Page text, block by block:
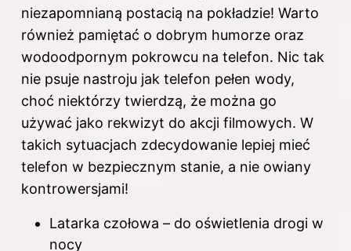
niezapomnianą postacią na pokładzie! Warto
również pamiętać o dobrym humorze oraz
wodoodpornym pokrowcu na telefon. Nic tak
nie psuje nastroju jak telefon pełen wody,
choć niektórzy twierdzą, że można go
używać jako rekwizyt do akcji filmowych. W
takich sytuacjach zdecydowanie lepiej mieć
telefon w bezpiecznym stanie, a nie owiany
kontrowersjami!
Latarka czołowa – do oświetlenia drogi w
nocy